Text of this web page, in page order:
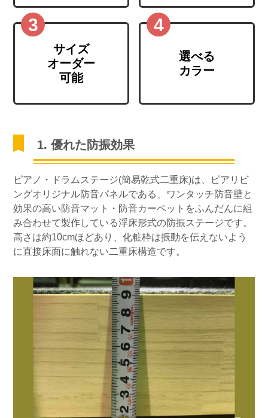
サイズ
オーダー
可能
選べる
カラー
1. 優れた防振効果
ピアノ・ドラムステージ(簡易乾式二重床)は、ピアリビ
ングオリジナル防音パネルである、ワンタッチ防音壁と
効果の高い防音マット・防音カーペットをふんだんに組
み合わせて製作している浮床形式の防振ステージです。
高さは約10cmほどあり、化粧枠は振動を伝えないよう
に直接床面に触れない二重床構造です。